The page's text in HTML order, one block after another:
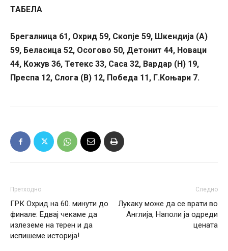
ТАБЕЛА
Брегалница 61, Охрид 59, Скопје 59, Шкендија (А)
59, Беласица 52, Осогово 50, Детонит 44, Новаци
44, Кожув 36, Тетекс 33, Саса 32, Вардар (Н) 19,
Преспа 12, Слога (В) 12, Победа 11, Г.Коњари 7.
Претходно
ГРК Охрид на 60. минути до
финале: Едвај чекаме да
излеземе на терен и да
испишеме историја!
Следно
Лукаку може да се врати во
Англија, Наполи ја одреди
цената